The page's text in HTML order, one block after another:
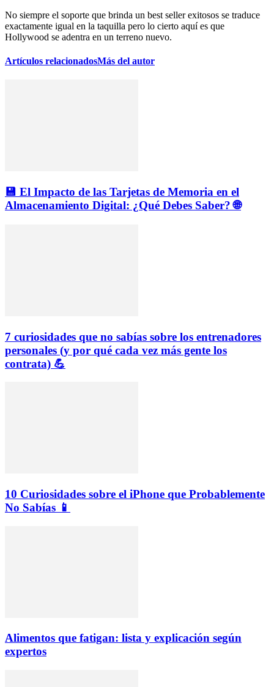
No siempre el soporte que brinda un best seller exitosos se traduce
exactamente igual en la taquilla pero lo cierto aquí es que
Hollywood se adentra en un terreno nuevo.
Artículos relacionadosMás del autor
💾 El Impacto de las Tarjetas de Memoria en el
Almacenamiento Digital: ¿Qué Debes Saber? 🌐
7 curiosidades que no sabías sobre los entrenadores
personales (y por qué cada vez más gente los
contrata) 💪
10 Curiosidades sobre el iPhone que Probablemente
No Sabías 📱
Alimentos que fatigan: lista y explicación según
expertos